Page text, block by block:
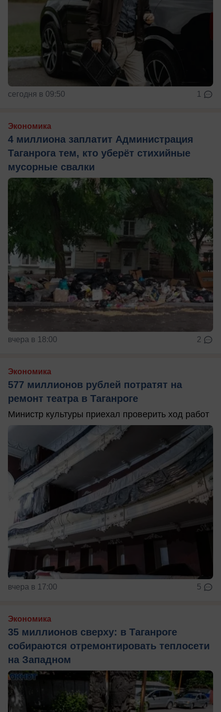
сегодня в 09:50 1
Экономика
4 миллиона заплатит Администрация
Таганрога тем, кто уберёт стихийные
мусорные свалки
вчера в 18:00 2
Экономика
577 миллионов рублей потратят на
ремонт театра в Таганроге
Министр культуры приехал проверить ход работ
вчера в 17:00 5
Экономика
35 миллионов сверху: в Таганроге
собираются отремонтировать теплосети
на Западном